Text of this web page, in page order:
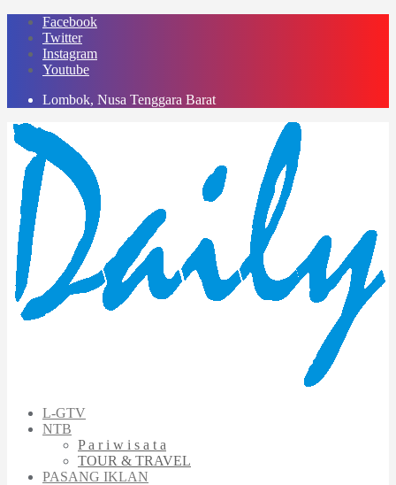
Skip
content
Facebook
Twitter
Instagram
Youtube
Lombok, Nusa Tenggara Barat
L-GTV
NTB
P a r i w i s a t a
TOUR & TRAVEL
PASANG IKLAN